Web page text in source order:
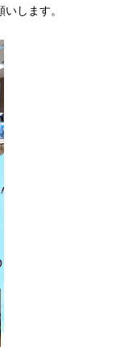
します。